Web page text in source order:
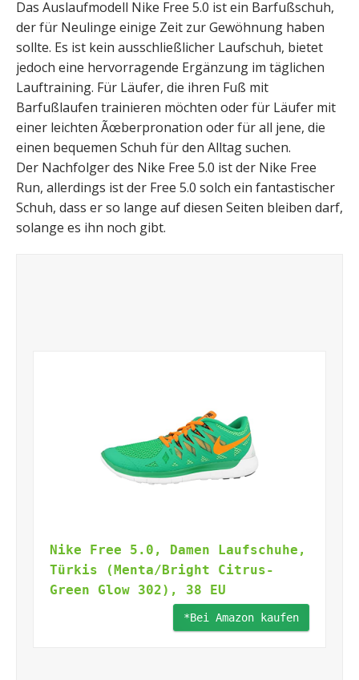
Das Auslaufmodell Nike Free 5.0 ist ein Barfußschuh,
der für Neulinge einige Zeit zur Gewöhnung haben
sollte. Es ist kein ausschließlicher Laufschuh, bietet
jedoch eine hervorragende Ergänzung im täglichen
Lauftraining. Für Läufer, die ihren Fuß mit
Barfußlaufen trainieren möchten oder für Läufer mit
einer leichten Ãœberpronation oder für all jene, die
einen bequemen Schuh für den Alltag suchen.
Der Nachfolger des Nike Free 5.0 ist der Nike Free
Run, allerdings ist der Free 5.0 solch ein fantastischer
Schuh, dass er so lange auf diesen Seiten bleiben darf,
solange es ihn noch gibt.
Nike Free 5.0, Damen Laufschuhe,
Türkis (Menta/Bright Citrus-
Green Glow 302), 38 EU
*Bei Amazon kaufen